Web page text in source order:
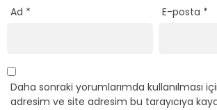
Ad * E-posta *
Daha sonraki yorumlarımda kullanılması
adresim ve site adresim bu tarayıcıya